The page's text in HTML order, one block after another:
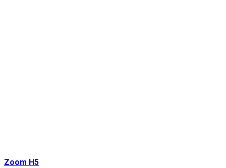
Zoom H5